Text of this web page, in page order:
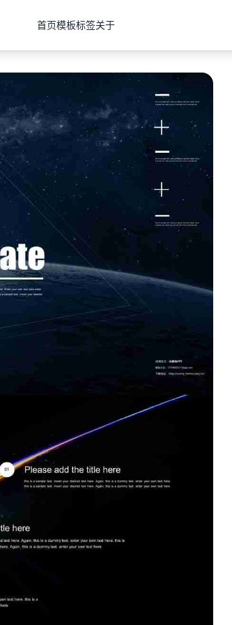
首页模板标签关于
如果关注公众号就更好了
确认下载